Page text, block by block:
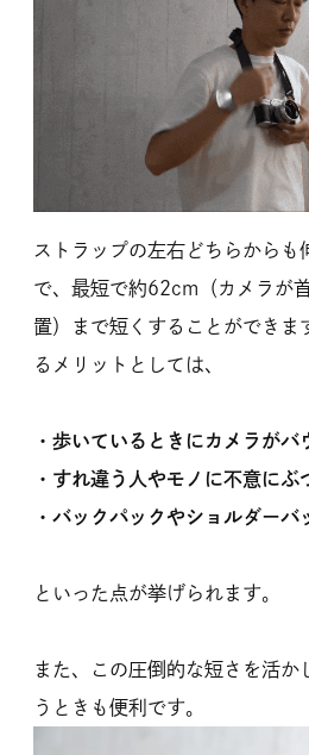
ストラップの左右どちらからも
で、最短で約62cm（カメラが
置）まで短くすることができま
るメリットとしては、
・歩いているときにカメラがバ
・すれ違う人やモノに不意にぶ
・バックパックやショルダーバ
といった点が挙げられます。
また、この圧倒的な短さを活か
うときも便利です。